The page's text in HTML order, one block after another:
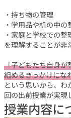
・持ち物の管理
・学用品や机の中の
・家庭と学校での
を理解することが非
「子どもたち自身が
組めるきっかけにな
という思いから、
回の出前授業が実現
授業内容に